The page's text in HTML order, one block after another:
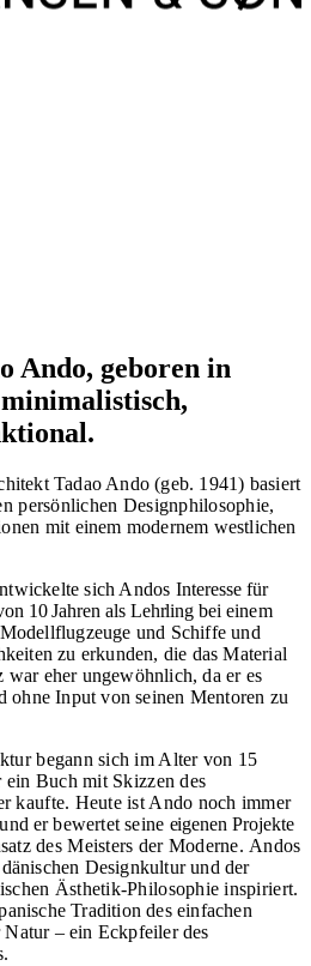
mitwestlichem Ausdruck
Ando, geboren in
Tadao Ando (geb. 1941) basiert
persönlichen Designphilosophie,
mit einem modernem westlichen
sich Andos Interesse für
10 Jahren als Lehrling bei einem
und Schiffe und
zu erkunden, die das Material
war eher ungewöhnlich, da er es
ohne Input von seinen Mentoren zu
begann sich im Alter von 15
ein Buch mit Skizzen des
kaufte. Heute ist Ando noch immer
und er bewertet seine eigenen Projekte
des Meisters der Moderne. Andos
Designkultur und der
Ästhetik-Philosophie inspiriert.
Tradition des einfachen
– ein Eckpfeiler des